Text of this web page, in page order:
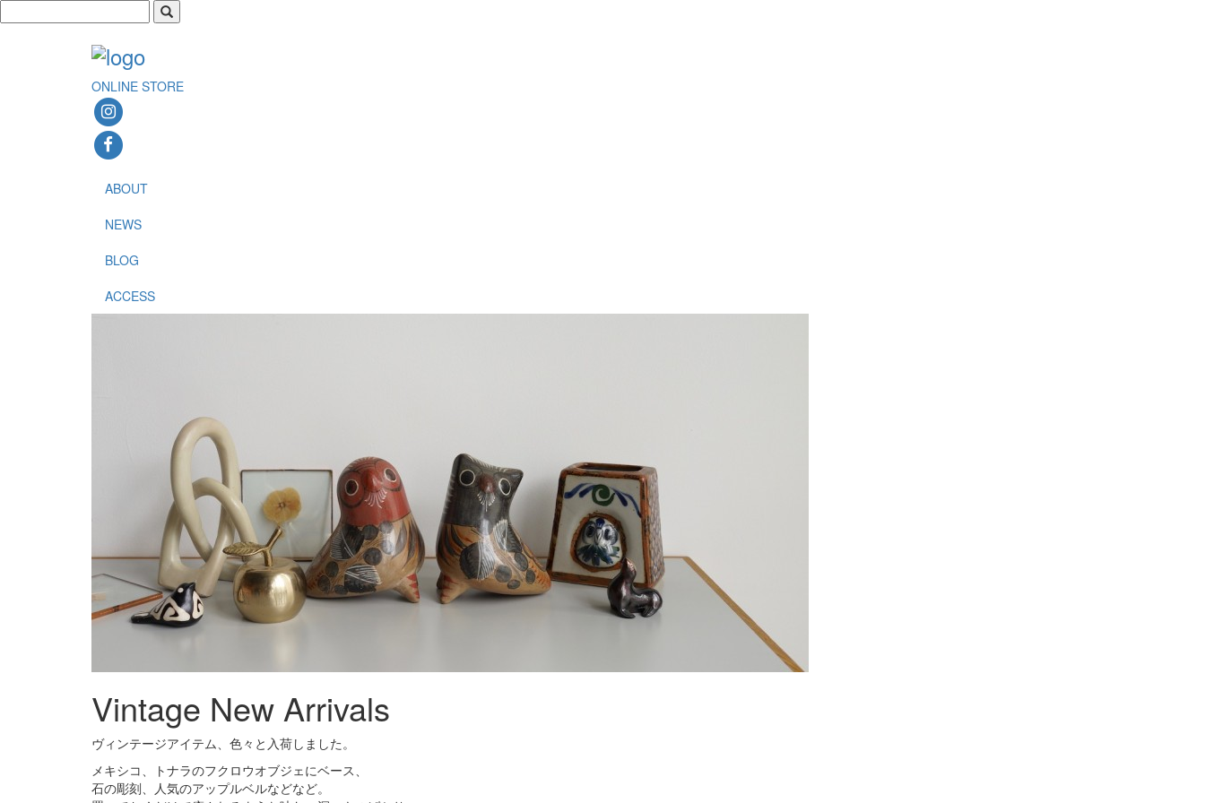
ONLINE STORE
ABOUT
NEWS
BLOG
ACCESS
Vintage New Arrivals
ヴィンテージアイテム、色々と入荷しました。
メキシコ、トナラのフクロウオブジェにベース、
石の彫刻、人気のアップルベルなどなど。